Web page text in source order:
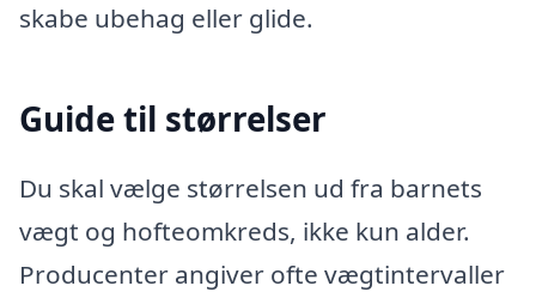
skabe ubehag eller glide.
Guide til størrelser
Du skal vælge størrelsen ud fra barnets
vægt og hofteomkreds, ikke kun alder.
Producenter angiver ofte vægtintervaller